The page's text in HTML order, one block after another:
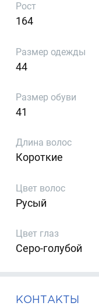
Рост
164
Размер одежды
44
Размер обуви
41
Длина волос
Короткие
Цвет волос
Русый
Цвет глаз
Серо-голубой
КОНТАКТЫ